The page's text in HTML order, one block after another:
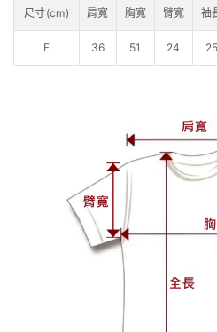
尺寸(cm) 肩寬 胸寬 臂寬 袖
F 36 51 24 25